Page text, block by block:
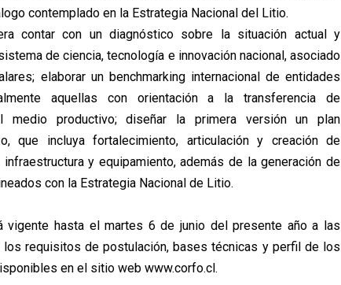
contemplado en la Estrategia Nacional del Litio.
contar con un diagnóstico sobre la situación actual y
de ciencia, tecnología e innovación nacional, asociado
elaborar un benchmarking internacional de entidades
aquellas con orientación a la transferencia de
medio productivo; diseñar la primera versión un plan
que incluya fortalecimiento, articulación y creación de
y equipamiento, además de la generación de
con la Estrategia Nacional de Litio.
vigente hasta el martes 6 de junio del presente año a las
requisitos de postulación, bases técnicas y perfil de los
en el sitio web www.corfo.cl.